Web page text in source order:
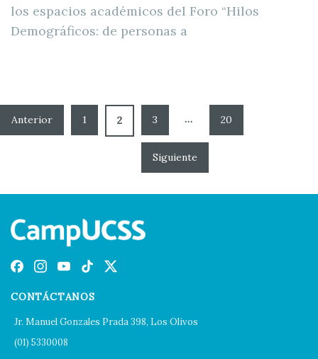
los espacios académicos del Foro “Hilos
Demográficos: de personas a
1 2 3 … 20
CONTÁCTANOS
Jr. Manuel Gonzales Prada 398, Los Olivos
(01) 5330008